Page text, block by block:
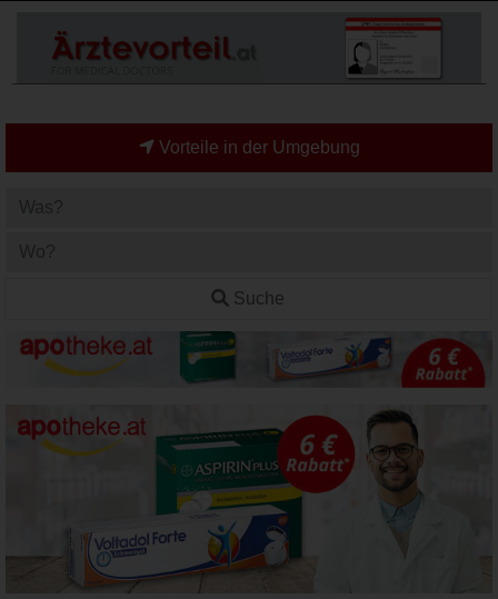
Vorteile in der Umgebung
Suche